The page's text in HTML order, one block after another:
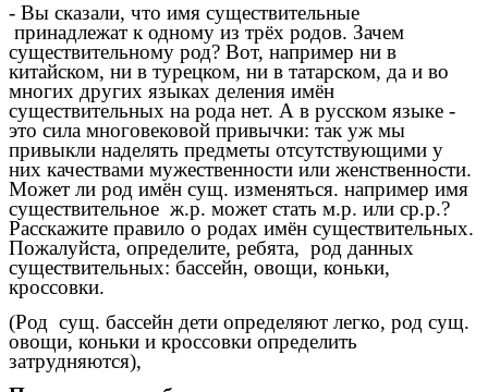
- Вы сказали, что имя существительные
принадлежат к одному из трёх родов. Зачем
существительному род? Вот, например ни в
китайском, ни в турецком, ни в татарском, да и во
многих других языках деления имён
существительных на рода нет. А в русском языке -
это сила многовековой привычки: так уж мы
привыкли наделять предметы отсутствующими у
них качествами мужественности или женственности.
Может ли род имён сущ. изменяться. например имя
существительное ж.р. может стать м.р. или ср.р.?
Расскажите правило о родах имён существительных.
Пожалуйста, определите, ребята, род данных
существительных: бассейн, овощи, коньки,
кроссовки.
(Род сущ. бассейн дети определяют легко, род сущ.
овощи, коньки и кроссовки определить
затрудняются),